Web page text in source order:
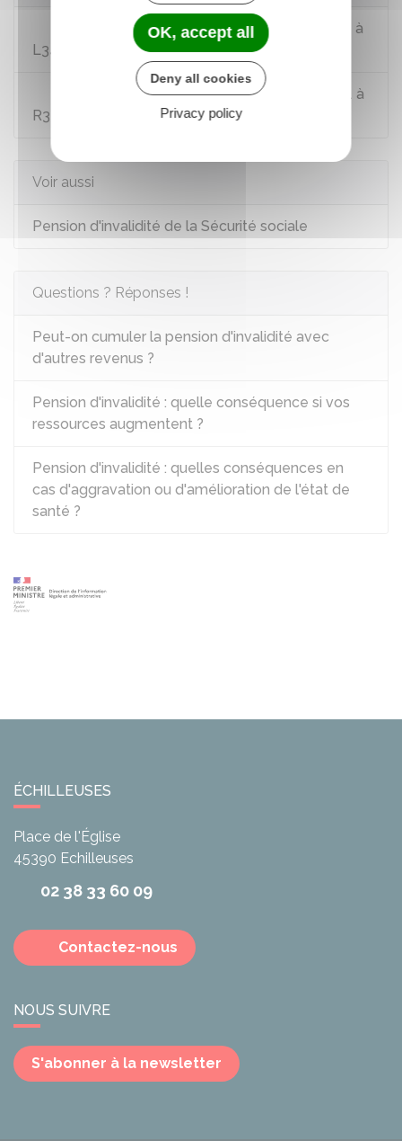
Code de la sécurité sociale : articles L341-1 à
L341-17
Code de la sécurité sociale : articles R341-1 à
R341-6
Voir aussi
Pension d'invalidité de la Sécurité sociale
Questions ? Réponses !
Peut-on cumuler la pension d'invalidité avec
d'autres revenus ?
Pension d'invalidité : quelle conséquence si vos
ressources augmentent ?
Pension d'invalidité : quelles conséquences en
cas d'aggravation ou d'amélioration de l'état de
santé ?
ÉCHILLEUSES
Place de l'Église
45390 Echilleuses
02 38 33 60 09
Contactez-nous
NOUS SUIVRE
S'abonner à la newsletter
OK, accept all
Deny all cookies
Privacy policy